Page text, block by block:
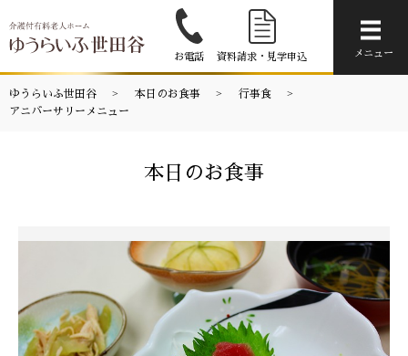
お電話 資料請求・見学申込 メニュー
ゆうらいふ世田谷 本日のお食事
行事食
アニバーサリーメニュー
本日のお食事